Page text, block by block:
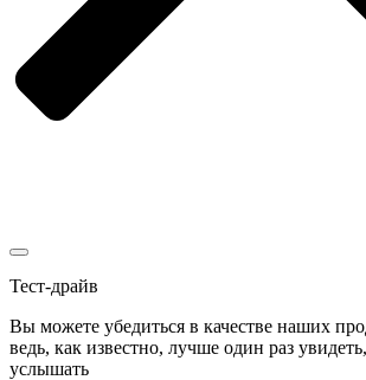
Тест-драйв
Вы можете убедиться в качестве наших
ведь, как известно, лучше один раз
услышать